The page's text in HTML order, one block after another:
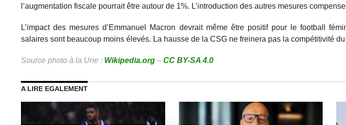
l’augmentation fiscale pourrait être autour de 1%. L’introduction des autres mesures
L’impact des mesures d’Emmanuel Macron devrait même être positif pour le football
salaires sont beaucoup moins élevés. La hausse de la CSG ne freinera pas la compétitivité
Source photo à la Une : Wikipedia.org– CC BY-SA 4.0
A LIRE EGALEMENT